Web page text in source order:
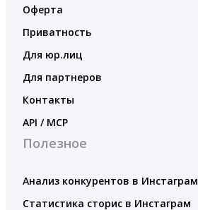
Оферта
Приватность
Для юр.лиц
Для партнеров
Контакты
API / MCP
Полезное
Анализ конкурентов в Инстаграм
Статистика сторис в Инстаграм